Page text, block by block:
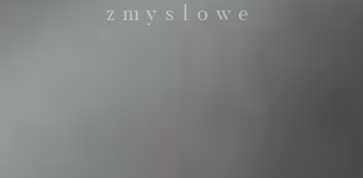
zmysłowe